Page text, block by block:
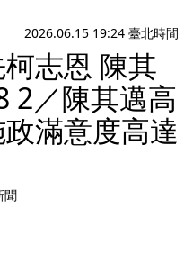
2026.06.15 19:24 臺北時間
志恩 陳其
2／陳其邁高
滿意度高達
聞